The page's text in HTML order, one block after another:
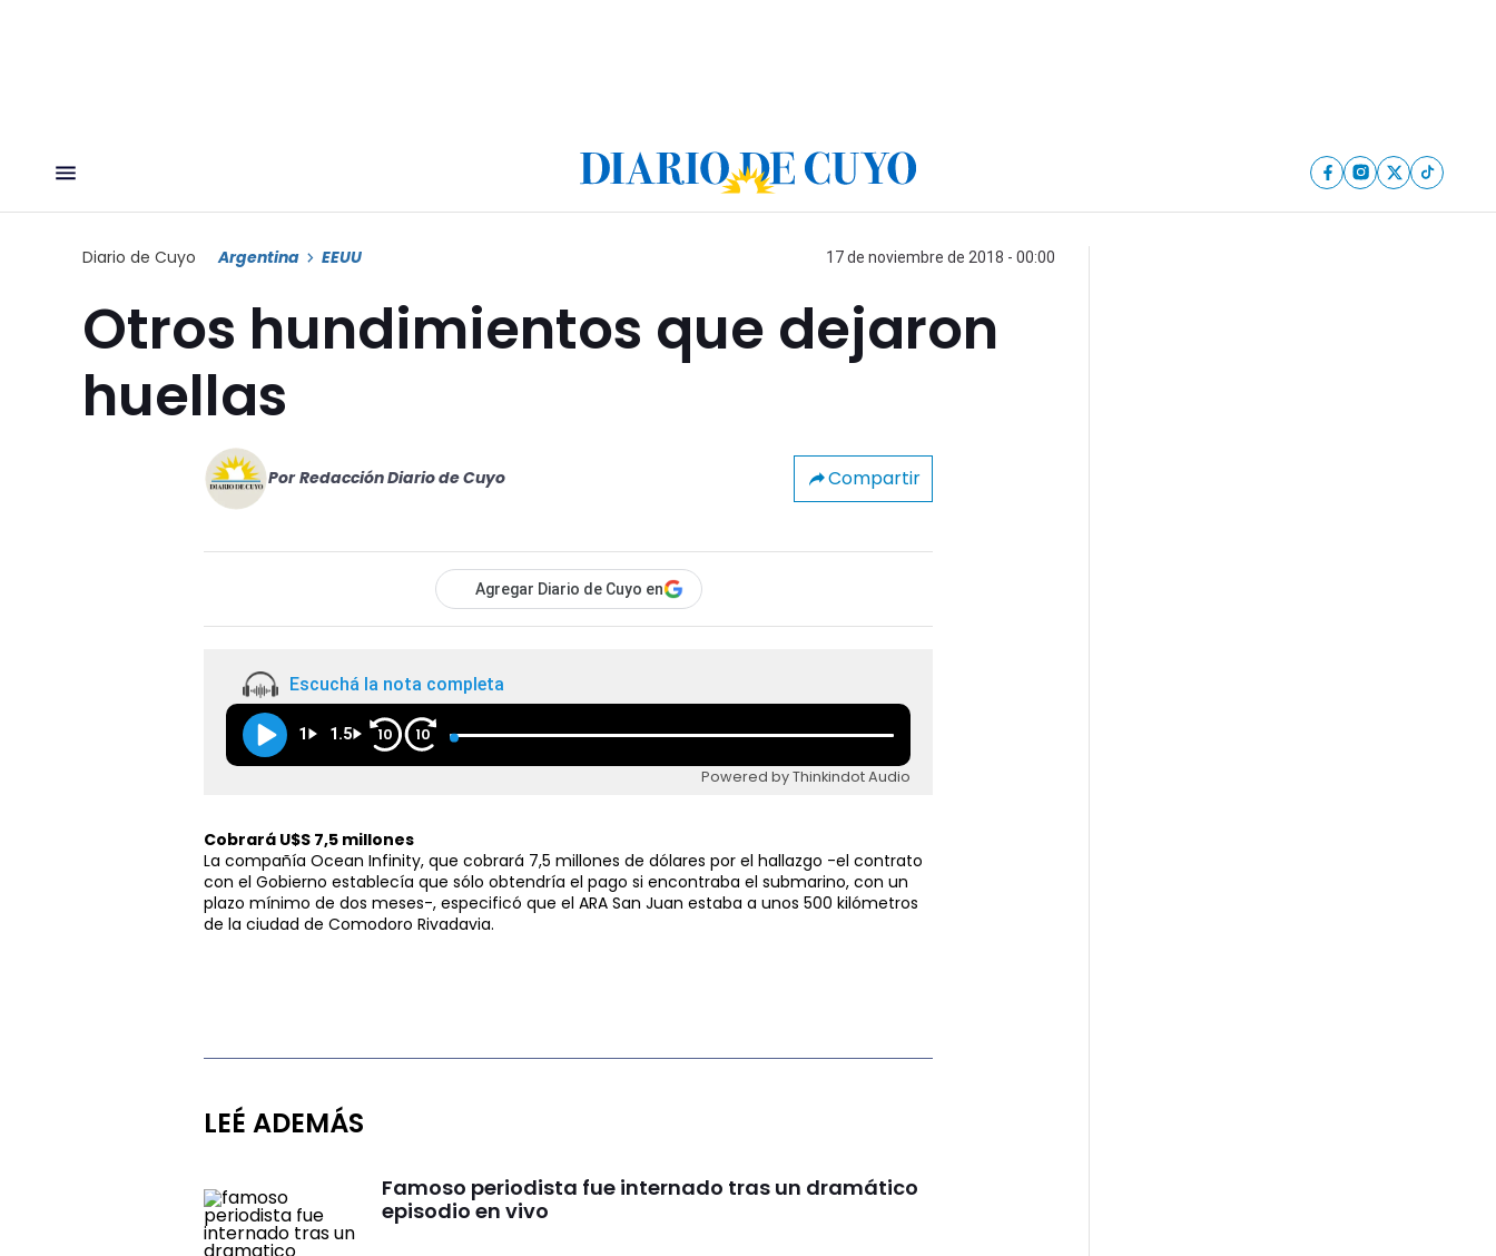
Diario de Cuyo Argentina EEUU 17 de noviembre de 2018 - 00:00
Otros hundimientos que dejaron
huellas
Por Redacción Diario de Cuyo Compartir
Agregar Diario de Cuyo en
Escuchá la nota completa
1 1.5 10 10
Powered by Thinkindot Audio
Cobrará U$S 7,5 millones
La compañía Ocean Infinity, que cobrará 7,5 millones de dólares por el hallazgo -el contrato
con el Gobierno establecía que sólo obtendría el pago si encontraba el submarino, con un
plazo mínimo de dos meses-, especificó que el ARA San Juan estaba a unos 500 kilómetros
de la ciudad de Comodoro Rivadavia.
LEÉ ADEMÁS
Famoso periodista fue internado tras un dramático
episodio en vivo